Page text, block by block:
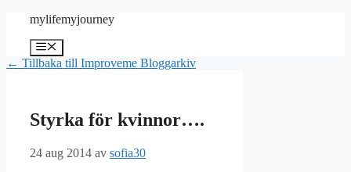
Hoppa
innehåll
mylifemyjourney
Meny
← Tillbaka till Improveme Bloggarkiv
Styrka för kvinnor….
24 aug 2014 av sofia30